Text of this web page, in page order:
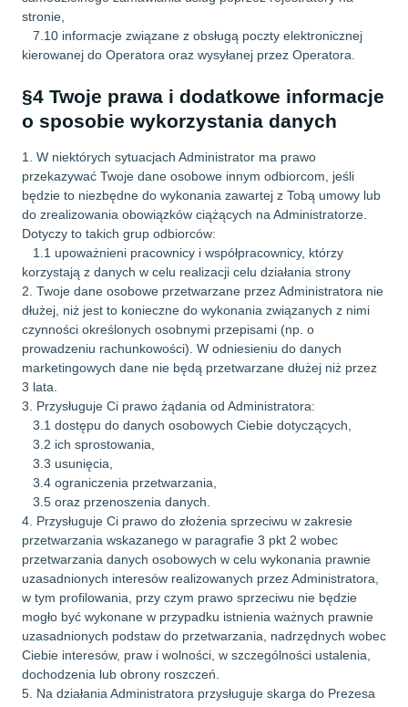
stronie,
7.10 informacje związane z obsługą poczty elektronicznej
kierowanej do Operatora oraz wysyłanej przez Operatora.
§4 Twoje prawa i dodatkowe informacje
o sposobie wykorzystania danych
1. W niektórych sytuacjach Administrator ma prawo
przekazywać Twoje dane osobowe innym odbiorcom, jeśli
będzie to niezbędne do wykonania zawartej z Tobą umowy lub
do zrealizowania obowiązków ciążących na Administratorze.
Dotyczy to takich grup odbiorców:
1.1 upoważnieni pracownicy i współpracownicy, którzy
korzystają z danych w celu realizacji celu działania strony
2. Twoje dane osobowe przetwarzane przez Administratora nie
dłużej, niż jest to konieczne do wykonania związanych z nimi
czynności określonych osobnymi przepisami (np. o
prowadzeniu rachunkowości). W odniesieniu do danych
marketingowych dane nie będą przetwarzane dłużej niż przez
3 lata.
3. Przysługuje Ci prawo żądania od Administratora:
3.1 dostępu do danych osobowych Ciebie dotyczących,
3.2 ich sprostowania,
3.3 usunięcia,
3.4 ograniczenia przetwarzania,
3.5 oraz przenoszenia danych.
4. Przysługuje Ci prawo do złożenia sprzeciwu w zakresie
przetwarzania wskazanego w paragrafie 3 pkt 2 wobec
przetwarzania danych osobowych w celu wykonania prawnie
uzasadnionych interesów realizowanych przez Administratora,
w tym profilowania, przy czym prawo sprzeciwu nie będzie
mogło być wykonane w przypadku istnienia ważnych prawnie
uzasadnionych podstaw do przetwarzania, nadrzędnych wobec
Ciebie interesów, praw i wolności, w szczególności ustalenia,
dochodzenia lub obrony roszczeń.
5. Na działania Administratora przysługuje skarga do Prezesa